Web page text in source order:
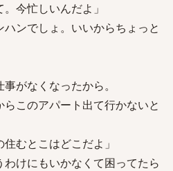
今忙しいんだよ」
ンでしょ。いいからちょっと
がなくなったから。
このアパート出て行かないと
むとこはどこだよ」
けにもいかなくて困ってたら